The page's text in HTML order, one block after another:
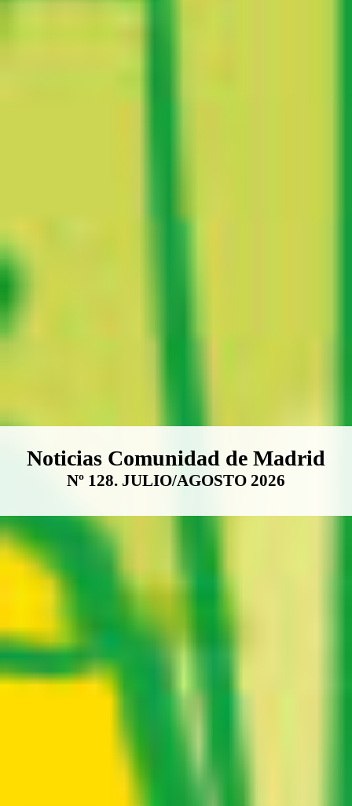
Boletín Noticias Comunidad de
Noticias Comunidad de Madrid
Nº 128. JULIO/AGOSTO 2026